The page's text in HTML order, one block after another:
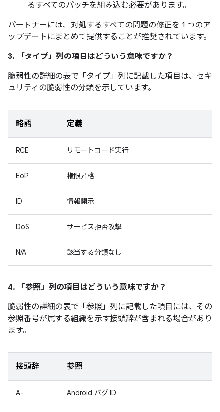
るすべてのパッチを組み込む必要があります。
パートナーには、対処するすべての問題の修正を 1 つのア
ップデートにまとめて提供することが推奨されています。
3. 「タイプ」 列の項目はどういう意味ですか？
脆弱性の詳細の表で「タイプ」 列に記載した項目は、セキ
ュリティの脆弱性の分類を示しています。
略語 定義
RCE リモートコード実行
EoP 権限昇格
ID 情報開示
DoS サービス拒否攻撃
N/A 該当する分類なし
4. 「参照」 列の項目はどういう意味ですか？
脆弱性の詳細の表で「参照」 列に記載した項目には、その
参照番号が属する組織を示す接頭辞が含まれる場合があり
ます。
接頭辞 参照
A- Android バグ ID